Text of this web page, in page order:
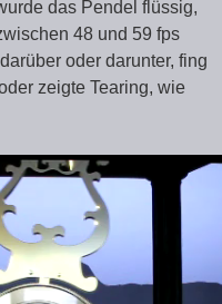
das Pendel flüssig,
48 und 59 fps
oder darunter, fing
zeigte Tearing, wie